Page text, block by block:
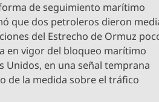
de seguimiento marítimo
que dos petroleros dieron
del Estrecho de Ormuz
en vigor del bloqueo marítimo
Unidos, en una señal temprana
de la medida sobre el tráfico